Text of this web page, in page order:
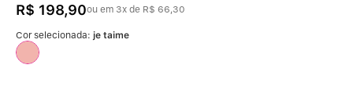
R$ 198,90ou em 3x de R$ 66,30
Cor selecionada: je taime
4º Conjunto